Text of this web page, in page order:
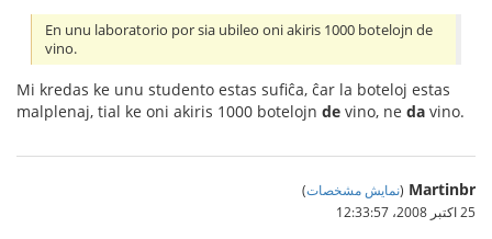
En unu laboratorio por sia ubileo oni akiris 1000 botelojn de
vino.
Mi kredas ke unu studento estas sufiĉa, ĉar la boteloj estas
malplenaj, tial ke oni akiris 1000 botelojn de vino, ne da vino.
Martinbr
(نمایش مشخصات)
25 اکتبر 2008،‏ 12:33:57